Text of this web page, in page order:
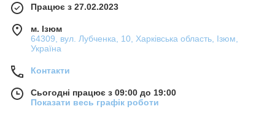
Працює з 27.02.2023
м. Ізюм
64309, вул. Лубченка, 10, Харківська область, Ізюм,
Україна
Контакти
Сьогодні працює з 09:00 до 19:00
Показати весь графік роботи